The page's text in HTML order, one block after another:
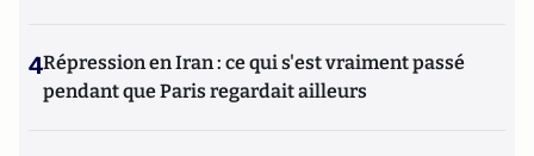
4Répression en Iran : ce qui s'est vraiment passé
pendant que Paris regardait ailleurs